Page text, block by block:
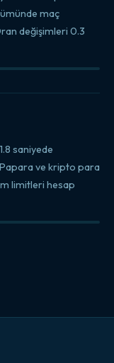
maç
değişimleri 0.3
saniyede
ve kripto para
limitleri hesap